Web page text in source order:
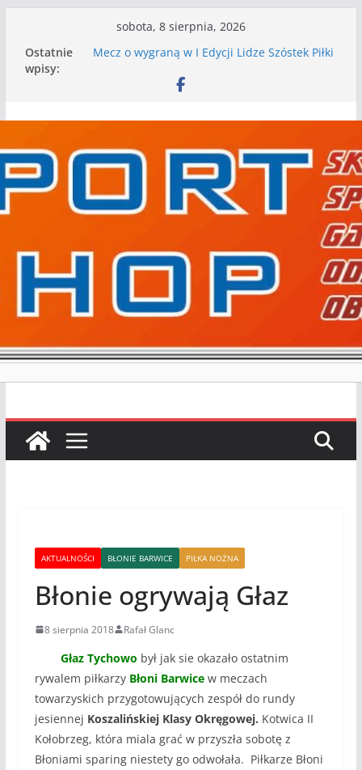
treści
sobota, 8 sierpnia, 2026
Ostatnie
wpisy:
Mecz o wygraną w I Edycji Lidze Szóstek Piłki
Nasze piłkarskie zespoły w toku przygotowań
Kolejne gry kontrolne naszych piłkarskich
WKS wygrywa pierwszą edycję Ligi Szóstek w
Gwdzie Wielkiej
I mamy kolejne gry kontrolne, piłkarskie
granie przed nami
AKTUALNOŚCI BŁONIE BARWICE PIŁKA NOŻNA
Błonie ogrywają Głaz
8 sierpnia 2018 Rafał Glanc
Głaz Tychowo był jak sie okazało ostatnim
rywalem piłkarzy Błoni Barwicew meczach
towarzyskich przygotowujących zespół do rundy
jesiennej Koszalińskiej Klasy Okręgowej. Kotwica II
Kołobrzeg, która miala grać w przyszła sobotę z
Błoniami sparing niestety go odwołała. Piłkarze Błoni